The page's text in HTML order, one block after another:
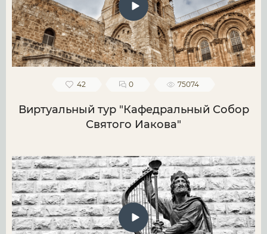
42 0 75074
Виртуальный тур "Кафедральный Собор
Святого Иакова"